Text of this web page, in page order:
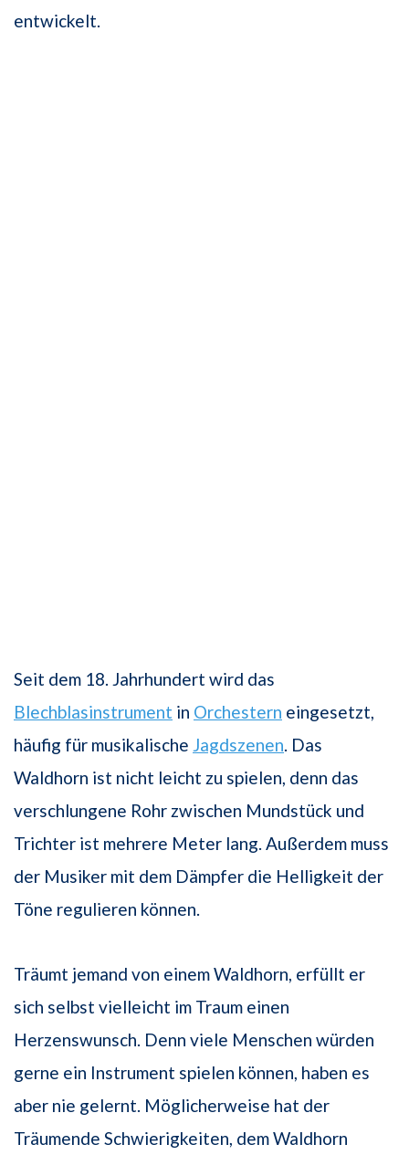
entwickelt.
Seit dem 18. Jahrhundert wird das
Blechblasinstrument in Orchestern eingesetzt,
häufig für musikalische Jagdszenen. Das
Waldhorn ist nicht leicht zu spielen, denn das
verschlungene Rohr zwischen Mundstück und
Trichter ist mehrere Meter lang. Außerdem muss
der Musiker mit dem Dämpfer die Helligkeit der
Töne regulieren können.
Träumt jemand von einem Waldhorn, erfüllt er
sich selbst vielleicht im Traum einen
Herzenswunsch. Denn viele Menschen würden
gerne ein Instrument spielen können, haben es
aber nie gelernt. Möglicherweise hat der
Träumende Schwierigkeiten, dem Waldhorn